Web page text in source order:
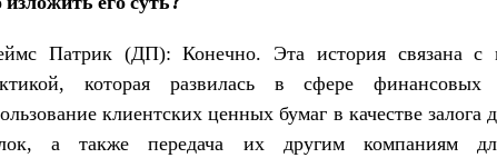
Патрик (ДП): Конечно. Эта история связана с
которая развилась в сфере финансовых
клиентских ценных бумаг в качестве залога
а также передача их другим компаниям